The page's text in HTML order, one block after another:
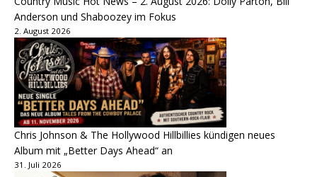
Anderson und Shaboozey im Fokus
2. August 2026
Chris Johnson & The Hollywood Hillbillies kündigen neues
Album mit „Better Days Ahead“ an
31. Juli 2026